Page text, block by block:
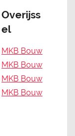
Overijss
el
MKB Bouw
MKB Bouw
MKB Bouw
MKB Bouw